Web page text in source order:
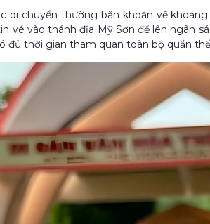
di chuyển thường băn khoăn về
vé vào thánh địa Mỹ Sơn để lên ngân
đủ thời gian tham quan toàn bộ quần